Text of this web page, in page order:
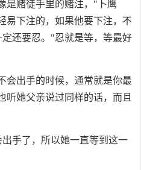
是赌徒手里的赌注，"卜鹰
易下注的，如果他要下注，不
还要忍。"忍就是等，等最好
会出手的时候，通常就是你最
听她父亲说过同样的话，而且
手了，所以她一直等到这一